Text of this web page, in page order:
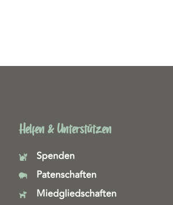
Helfen & Unterstützen
Spenden
Patenschaften
Miedgliedschaften